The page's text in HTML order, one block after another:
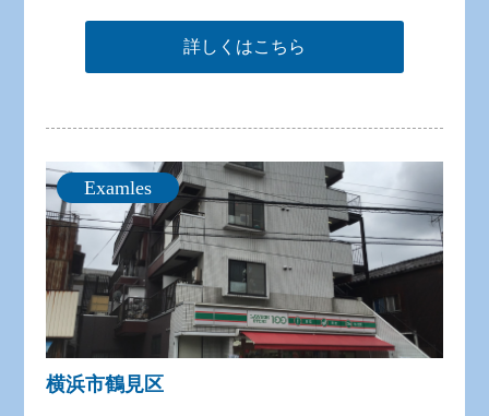
詳しくはこちら
Examles
横浜市鶴見区